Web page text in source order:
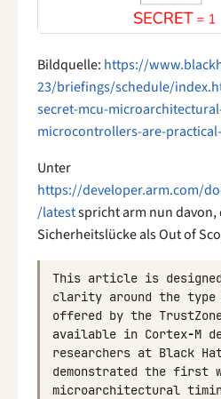
Bildquelle: https://
23/briefings/schedule/
secret-mcu-
microcontrollers-are-
Unter
https://developer.arm.com/
/latestspricht arm nun davon,
Sicherheitslücke als Out of
This article is
clarity around the type
offered by the
available in Cortex-M
researchers at Black
demonstrated the first
microarchitectural